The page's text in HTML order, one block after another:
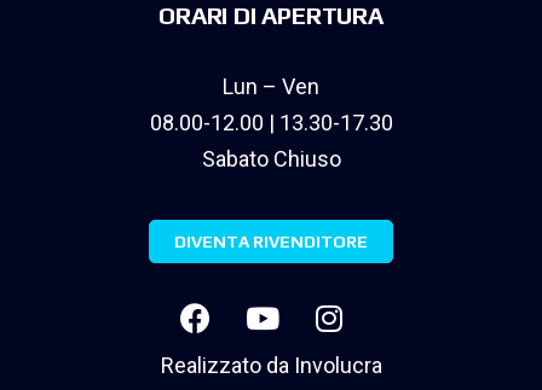
ORARI DI APERTURA
Lun – Ven
08.00-12.00 | 13.30-17.30
Sabato Chiuso
DIVENTA RIVENDITORE
Realizzato da Involucra